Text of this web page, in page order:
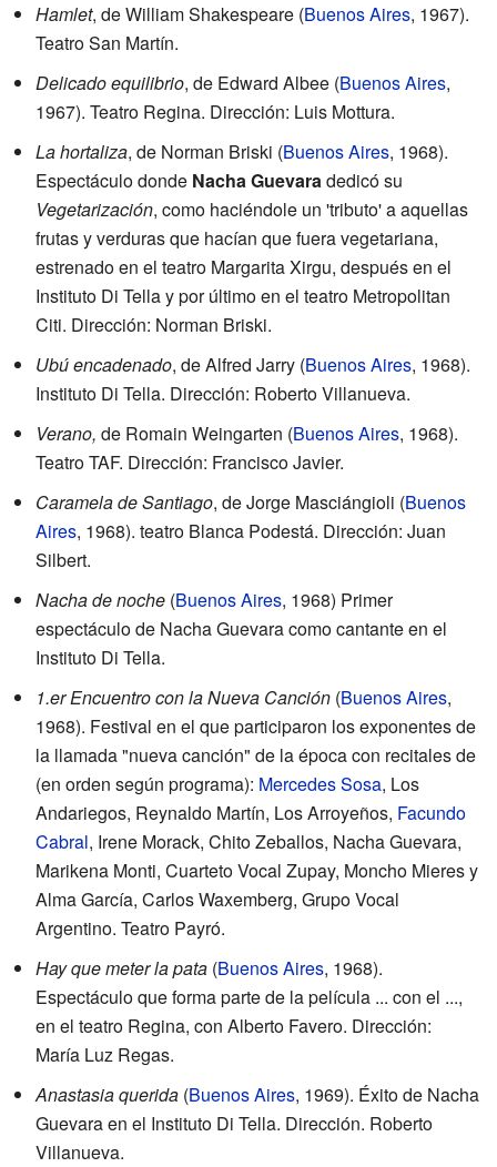
Hamlet, de William Shakespeare (Buenos Aires, 1967).
Teatro San Martín.
Delicado equilibrio, de Edward Albee (Buenos Aires,
1967). Teatro Regina. Dirección: Luis Mottura.
La hortaliza, de Norman Briski (Buenos Aires, 1968).
Espectáculo donde Nacha Guevaradedicó su
Vegetarización, como haciéndole un 'tributo' a aquellas
frutas y verduras que hacían que fuera vegetariana,
estrenado en el teatro Margarita Xirgu, después en el
Instituto Di Tella y por último en el teatro Metropolitan
Citi. Dirección: Norman Briski.
Ubú encadenado, de Alfred Jarry (Buenos Aires, 1968).
Instituto Di Tella. Dirección: Roberto Villanueva.
Verano, de Romain Weingarten (Buenos Aires, 1968).
Teatro TAF. Dirección: Francisco Javier.
Caramela de Santiago, de Jorge Masciángioli (Buenos
Aires, 1968). teatro Blanca Podestá. Dirección: Juan
Silbert.
Nacha de noche (Buenos Aires, 1968) Primer
espectáculo de Nacha Guevara como cantante en el
Instituto Di Tella.
1.er Encuentro con la Nueva Canción (Buenos Aires,
1968). Festival en el que participaron los exponentes de
la llamada "nueva canción" de la época con recitales de
(en orden según programa): Mercedes Sosa, Los
Andariegos, Reynaldo Martín, Los Arroyeños, Facundo
Cabral, Irene Morack, Chito Zeballos, Nacha Guevara,
Marikena Monti, Cuarteto Vocal Zupay, Moncho Mieres y
Alma García, Carlos Waxemberg, Grupo Vocal
Argentino. Teatro Payró.
Hay que meter la pata (Buenos Aires, 1968).
Espectáculo que forma parte de la película ... con el ...,
en el teatro Regina, con Alberto Favero. Dirección:
María Luz Regas.
Anastasia querida (Buenos Aires, 1969). Éxito de Nacha
Guevara en el Instituto Di Tella. Dirección. Roberto
Villanueva.